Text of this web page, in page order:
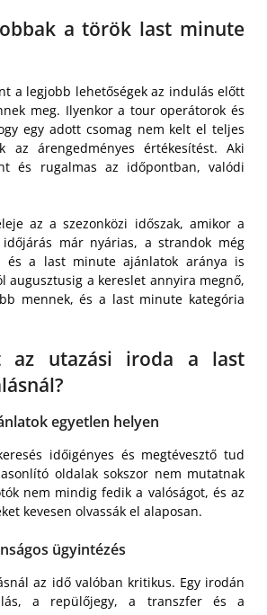
a török last minute
a legjobb lehetőségek az indulás előtt
meg. Ilyenkor a tour operátorok és
egy adott csomag nem kelt el teljes
az árengedményes értékesítést. Aki
és rugalmas az időpontban, valódi
az a szezonközi időszak, amikor a
már nyárias, a strandok még
és a last minute ajánlatok aránya is
augusztusig a kereslet annyira megnő,
mennek, és a last minute kategória
az utazási iroda a last
egyetlen helyen
időigényes és megtévesztő tud
oldalak sokszor nem mutatnak
nem mindig fedik a valóságot, és az
kevesen olvassák el alaposan.
ügyintézés
az idő valóban kritikus. Egy irodán
a repülőjegy, a transzfer és a